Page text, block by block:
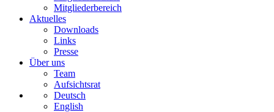
Mitgliederbereich
Aktuelles
Downloads
Links
Presse
Über uns
Team
Aufsichtsrat
Deutsch
English